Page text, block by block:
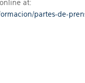
at:
partes-de-